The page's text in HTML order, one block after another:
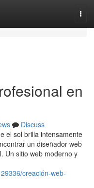
en
Discuss
el sol brilla intensamente
un diseñador web
Un sitio web moderno y
creación-web-